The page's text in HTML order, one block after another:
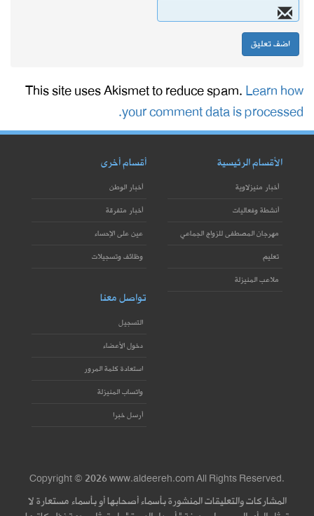
This site uses Akismet to reduce spam.Learn how
your comment data is processed.
الأقسام الرئيسية
أخبار منيزلاوية
أنشطة وفعاليات
مهرجان المصطفى للزواج الجماعي
تعليم
ملاعب المنيزلة
أقسام أخرى
أخبار الوطن
أخبار متفرقة
عين على الإحساء
وظائف وتسجيلات
تواصل معنا
التسجيل
دخول الأعضاء
استعادة كلمة المرور
واتساب المنيزلة
أرسل خبرا
Copyright © 2026 www.aldeereh.com All Rights Reserved.
المشاركات والتعليقات المنشورة بأسماء أصحابها أو بأسماء مستعارة لا